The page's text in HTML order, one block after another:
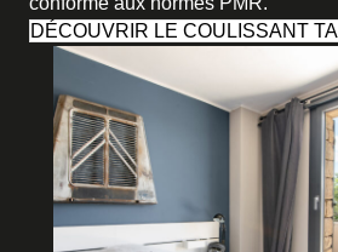
DÉCOUVRIR LE COULISSANT